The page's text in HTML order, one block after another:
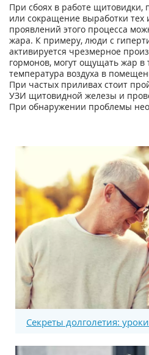
При сбоях в работе щитовидки,
или сокращение выработки
проявлений этого процесса
жара. К примеру, люди с
активируется чрезмерное
гормонов, могут ощущать жар в
температура воздуха в
При частых приливах стоит
УЗИ щитовидной железы и
При обнаружении проблемы
Секреты долголетия: